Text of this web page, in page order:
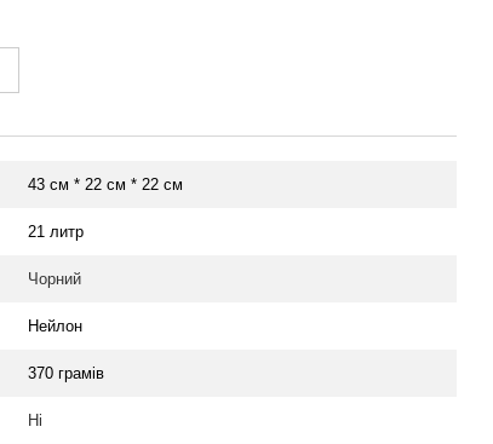
43 см * 22 см * 22 см
21 литр
Чорний
Нейлон
370 грамів
Ні